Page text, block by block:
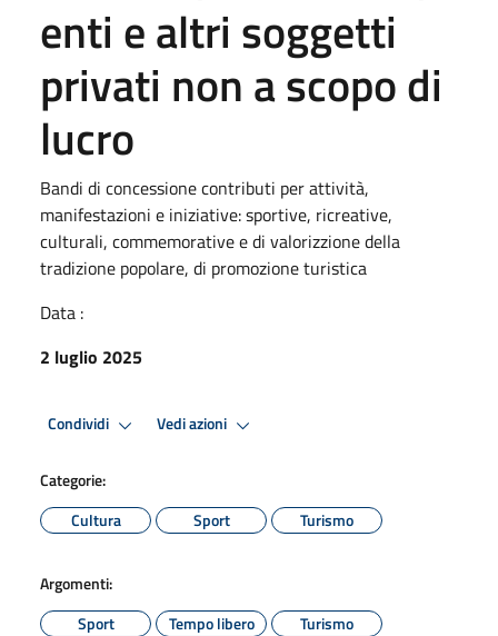
enti e altri soggetti
privati non a scopo di
lucro
Bandi di concessione contributi per attività,
manifestazioni e iniziative: sportive, ricreative,
culturali, commemorative e di valorizzione della
tradizione popolare, di promozione turistica
Data :
2 luglio 2025
Condividi Vedi azioni
Categorie:
Cultura
Sport Turismo
Argomenti:
Sport
Tempo libero Turismo